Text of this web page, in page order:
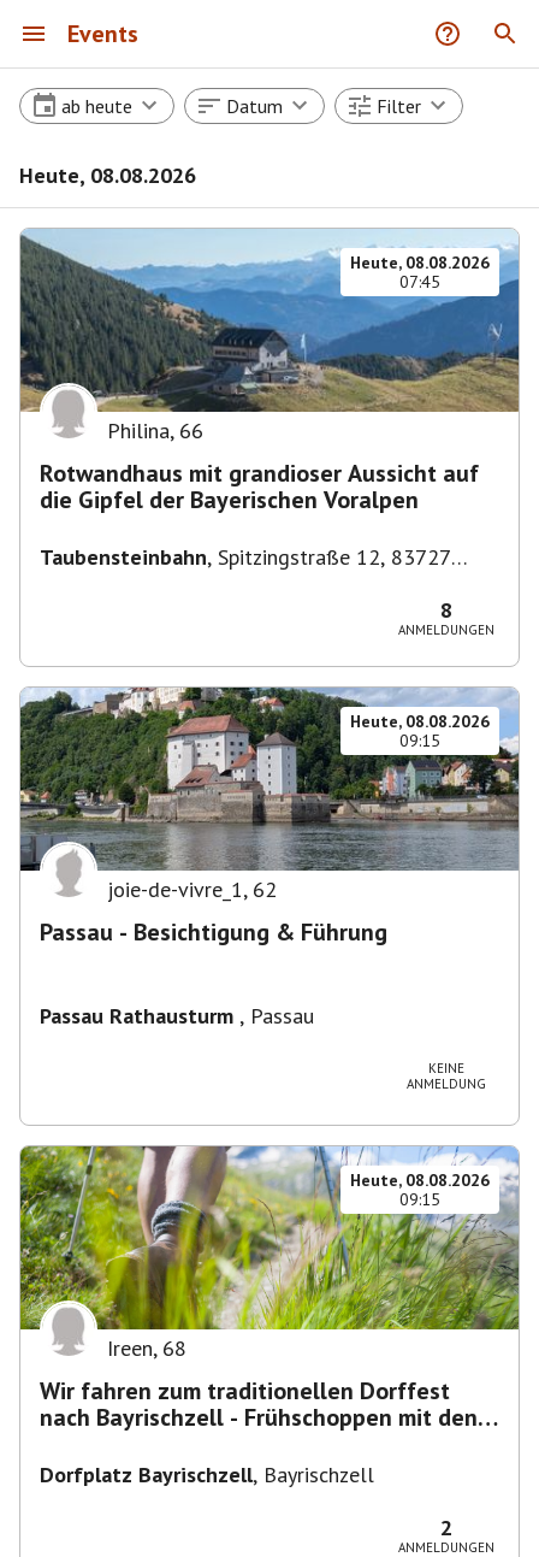
Events
ab heute Datum Filter
Heute, 08.08.2026
Heute, 08.08.2026
07:45
Philina, 66
Rotwandhaus mit grandioser Aussicht auf
die Gipfel der Bayerischen Voralpen
Taubensteinbahn, Spitzingstraße 12, 83727
8
ANMELDUNGEN
Heute, 08.08.2026
09:15
joie-de-vivre_1, 62
Passau - Besichtigung & Führung
Passau Rathausturm , Passau
KEINE
ANMELDUNG
Heute, 08.08.2026
09:15
Ireen, 68
Wir fahren zum traditionellen Dorffest
nach Bayrischzell - Frühschoppen mit den
Dorfplatz Bayrischzell, Bayrischzell
2
ANMELDUNGEN